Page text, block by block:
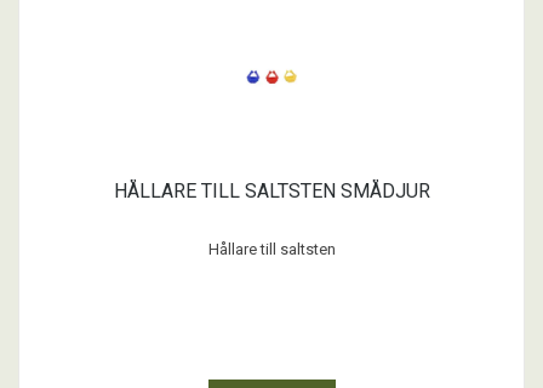
HÅLLARE TILL SALTSTEN SMÅDJUR
Hållare till saltsten